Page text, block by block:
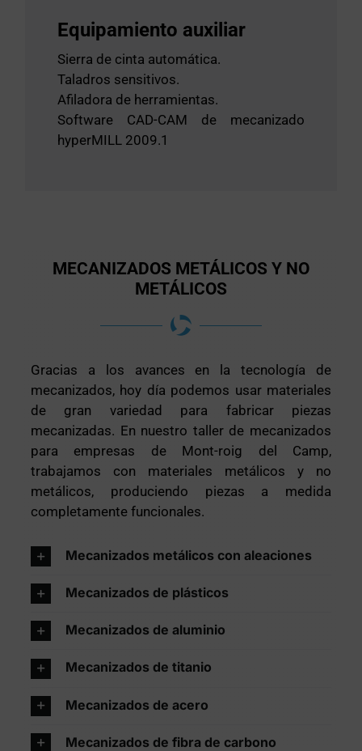
Equipamiento auxiliar
Sierra de cinta automática.
Taladros sensitivos.
Afiladora de herramientas.
Software CAD-CAM de mecanizado
hyperMILL 2009.1
MECANIZADOS METÁLICOS Y NO
METÁLICOS
Gracias a los avances en la tecnología de
mecanizados, hoy día podemos usar materiales
de gran variedad para fabricar piezas
mecanizadas. En nuestro taller de mecanizados
para empresas de Mont-roig del Camp,
trabajamos con materiales metálicos y no
metálicos, produciendo piezas a medida
completamente funcionales.
Mecanizados metálicos con aleaciones
Mecanizados de plásticos
Mecanizados de aluminio
Mecanizados de titanio
Mecanizados de acero
Mecanizados de fibra de carbono